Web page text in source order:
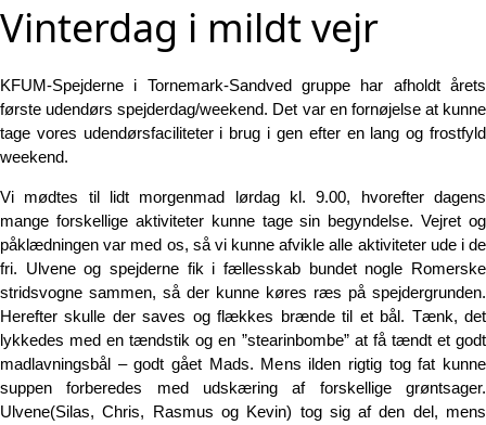
Vinterdag i mildt vejr
KFUM-Spejderne i Tornemark-Sandved gruppe har afholdt årets
første udendørs spejderdag/weekend. Det var en fornøjelse at kunne
tage vores udendørsfaciliteter i brug i gen efter en lang og frostfyld
weekend.
Vi mødtes til lidt morgenmad lørdag kl. 9.00, hvorefter dagens
mange forskellige aktiviteter kunne tage sin begyndelse. Vejret og
påklædningen var med os, så vi kunne afvikle alle aktiviteter ude i de
fri. Ulvene og spejderne fik i fællesskab bundet nogle Romerske
stridsvogne sammen, så der kunne køres ræs på spejdergrunden.
Herefter skulle der saves og flækkes brænde til et bål. Tænk, det
lykkedes med en tændstik og en ”stearinbombe” at få tændt et godt
madlavningsbål – godt gået Mads. Mens ilden rigtig tog fat kunne
suppen forberedes med udskæring af forskellige grøntsager.
Ulvene(Silas, Chris, Rasmus og Kevin) tog sig af den del, mens